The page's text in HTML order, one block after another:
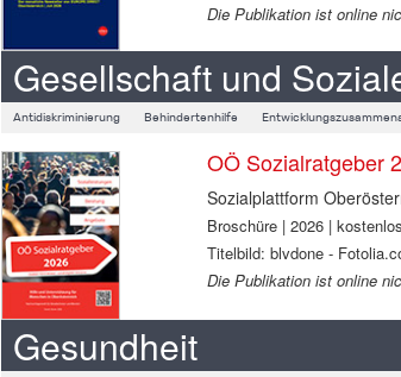
Die Publikation ist online
Gesellschaft und
Antidiskriminierung Behindertenhilfe
OÖ Sozialratgeber
Sozialplattform
Broschüre | 2026 |
Titelbild: blvdone -
Die Publikation ist online
Gesundheit